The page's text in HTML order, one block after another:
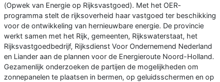
(Opwek van Energie op Rijksvastgoed). Met het OER-
programma stelt de rijksoverheid haar vastgoed ter beschikking
voor de ontwikkeling van hernieuwbare energie. De provincie
werkt samen met het Rijk, gemeenten, Rijkswaterstaat, het
Rijksvastgoedbedrijf, Rijksdienst Voor Ondernemend Nederland
en Liander aan de plannen voor de Energieroute Noord-Holland.
Gezamenlijk onderzoeken de partijen de mogelijkheden om
zonnepanelen te plaatsen in bermen, op geluidsschermen en op